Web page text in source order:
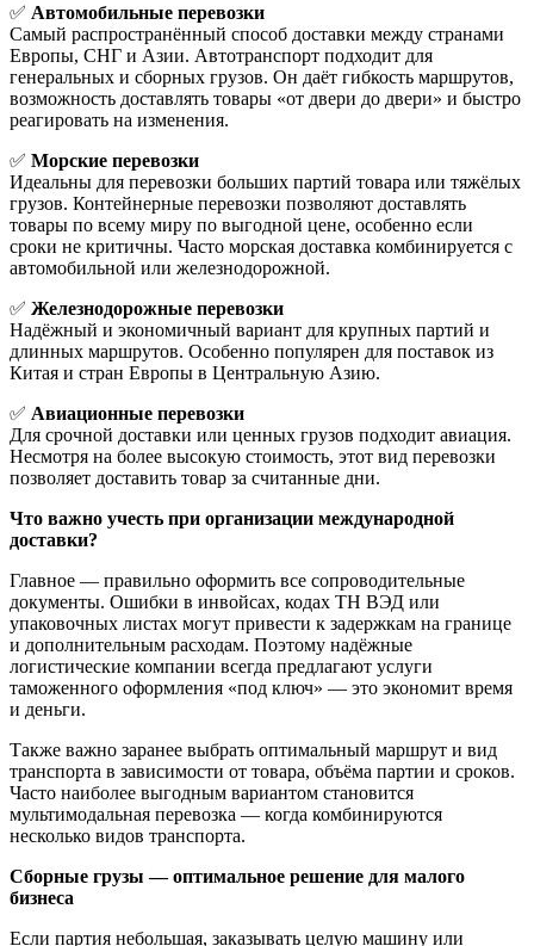
✅ Автомобильные перевозки
Самый распространённый способ доставки между странами
Европы, СНГ и Азии. Автотранспорт подходит для
генеральных и сборных грузов. Он даёт гибкость маршрутов,
возможность доставлять товары «от двери до двери» и быстро
реагировать на изменения.
✅ Морские перевозки
Идеальны для перевозки больших партий товара или тяжёлых
грузов. Контейнерные перевозки позволяют доставлять
товары по всему миру по выгодной цене, особенно если
сроки не критичны. Часто морская доставка комбинируется с
автомобильной или железнодорожной.
✅ Железнодорожные перевозки
Надёжный и экономичный вариант для крупных партий и
длинных маршрутов. Особенно популярен для поставок из
Китая и стран Европы в Центральную Азию.
✅ Авиационные перевозки
Для срочной доставки или ценных грузов подходит авиация.
Несмотря на более высокую стоимость, этот вид перевозки
позволяет доставить товар за считанные дни.
Что важно учесть при организации международной
доставки?
Главное — правильно оформить все сопроводительные
документы. Ошибки в инвойсах, кодах ТН ВЭД или
упаковочных листах могут привести к задержкам на границе
и дополнительным расходам. Поэтому надёжные
логистические компании всегда предлагают услуги
таможенного оформления «под ключ» — это экономит время
и деньги.
Также важно заранее выбрать оптимальный маршрут и вид
транспорта в зависимости от товара, объёма партии и сроков.
Часто наиболее выгодным вариантом становится
мультимодальная перевозка — когда комбинируются
несколько видов транспорта.
Сборные грузы — оптимальное решение для малого
бизнеса
Если партия небольшая, заказывать целую машину или